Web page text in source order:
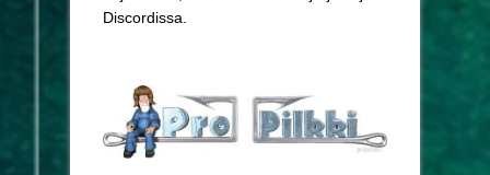
Discordissa.